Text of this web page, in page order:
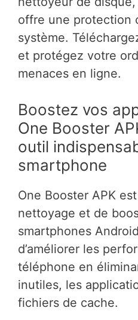
offre une protection
système.
et protégez votre
menaces en ligne.
Boostez vos
One Booster
outil
smartphone
One Booster APK
nettoyage et de
smartphones
d’améliorer les
téléphone en
inutiles, les
fichiers de cache.